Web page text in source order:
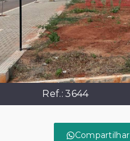
Ref.:3644
Compartilhar